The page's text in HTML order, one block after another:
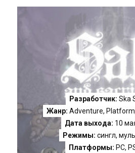
Разработчик: Ska
Жанр: Adventure, Platform
Дата выхода: 10
Режимы: сингл,
Платформы: PC,